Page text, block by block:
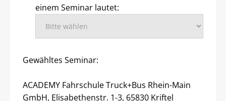
einem Seminar lautet:
Gewähltes Seminar:
ACADEMY Fahrschule Truck+Bus Rhein-Main
GmbH, Elisabethenstr. 1-3, 65830 Kriftel